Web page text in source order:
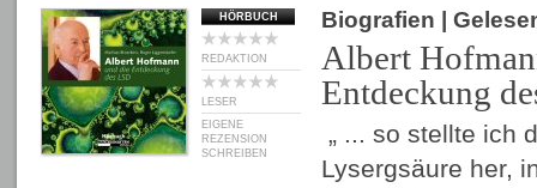
HÖRBUCH
REDAKTION
LESER
EIGENE
REZENSION
SCHREIBEN
Biografien |
Albert
Entdeckung
„ ... so stellte ich
Lysergsäure her,